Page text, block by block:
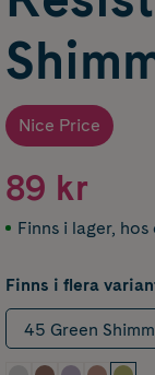
Nice Price
89 kr
Finns i lager, hos
Finns i flera
45 Green